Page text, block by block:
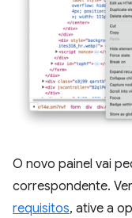
O novo painel vai
correspondente.
requisitos, ative a